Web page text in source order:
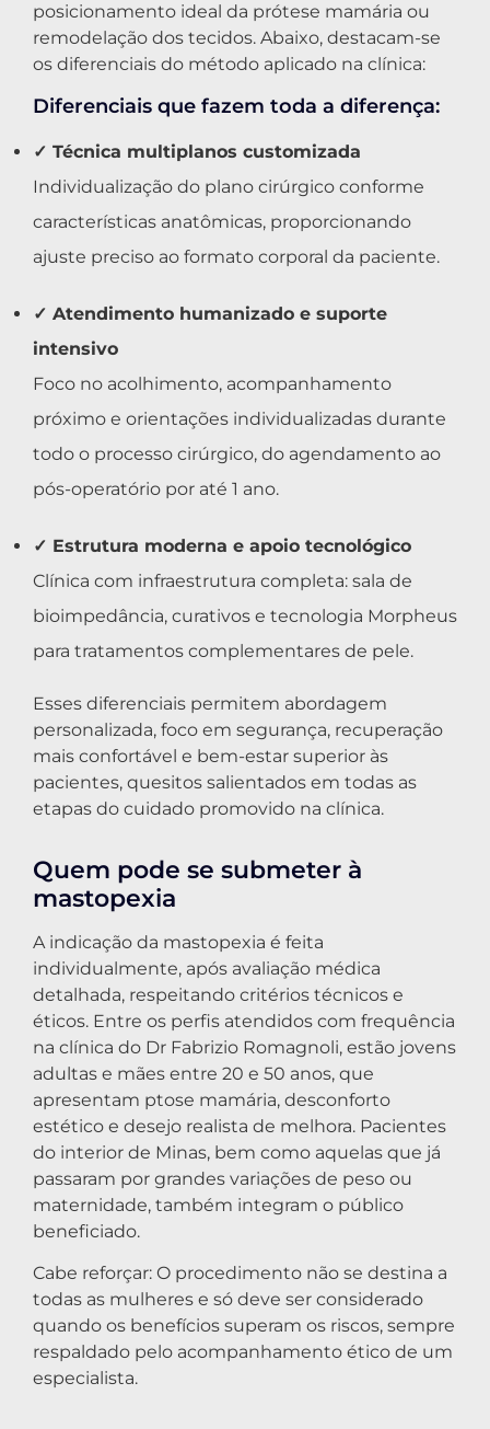
posicionamento ideal da prótese mamária ou
remodelação dos tecidos. Abaixo, destacam-se
os diferenciais do método aplicado na clínica:
Diferenciais que fazem toda a diferença:
✓ Técnica multiplanos customizada
Individualização do plano cirúrgico conforme
características anatômicas, proporcionando
ajuste preciso ao formato corporal da paciente.
✓ Atendimento humanizado e suporte
intensivo
Foco no acolhimento, acompanhamento
próximo e orientações individualizadas durante
todo o processo cirúrgico, do agendamento ao
pós-operatório por até 1 ano.
✓ Estrutura moderna e apoio tecnológico
Clínica com infraestrutura completa: sala de
bioimpedância, curativos e tecnologia Morpheus
para tratamentos complementares de pele.
Esses diferenciais permitem abordagem
personalizada, foco em segurança, recuperação
mais confortável e bem-estar superior às
pacientes, quesitos salientados em todas as
etapas do cuidado promovido na clínica.
Quem pode se submeter à
mastopexia
A indicação da mastopexia é feita
individualmente, após avaliação médica
detalhada, respeitando critérios técnicos e
éticos. Entre os perfis atendidos com frequência
na clínica do Dr Fabrizio Romagnoli, estão jovens
adultas e mães entre 20 e 50 anos, que
apresentam ptose mamária, desconforto
estético e desejo realista de melhora. Pacientes
do interior de Minas, bem como aquelas que já
passaram por grandes variações de peso ou
maternidade, também integram o público
beneficiado.
Cabe reforçar: O procedimento não se destina a
todas as mulheres e só deve ser considerado
quando os benefícios superam os riscos, sempre
respaldado pelo acompanhamento ético de um
especialista.